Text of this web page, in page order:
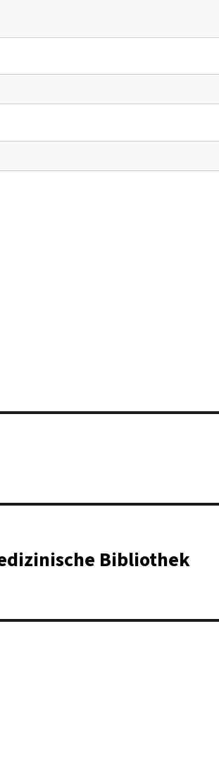
Bibliothek